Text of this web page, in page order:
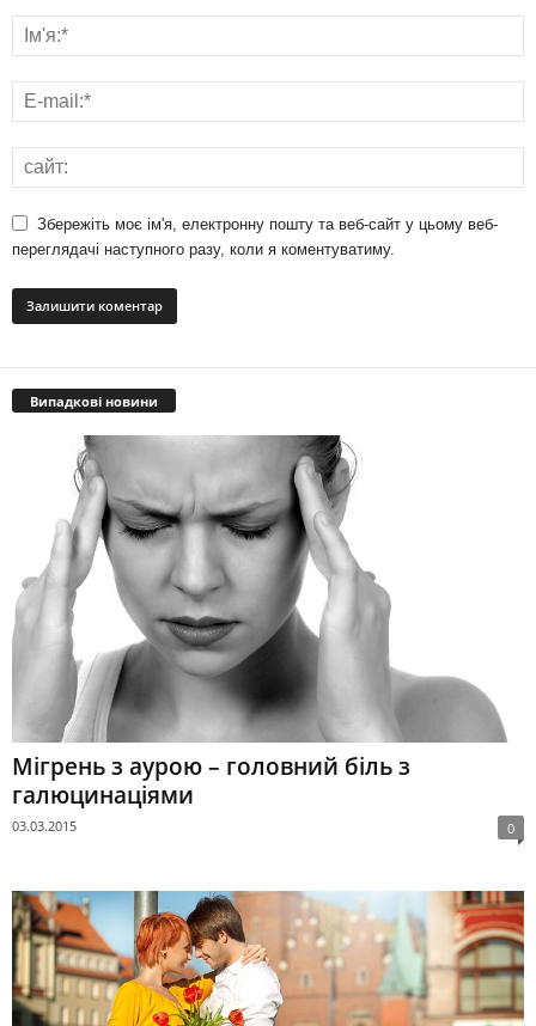
Збережіть моє ім'я, електронну пошту та веб-сайт у цьому веб-
переглядачі наступного разу, коли я коментуватиму.
Випадкові новини
Мігрень з аурою – головний біль з
галюцинаціями
03.03.2015 0